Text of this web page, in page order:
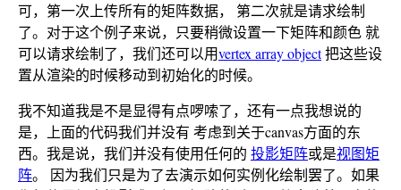
可，第一次上传所有的矩阵数据， 第二次就是请求绘制
了。对于这个例子来说，只要稍微设置一下矩阵和颜色 就
可以请求绘制了，我们还可以用vertex array object把这些设
置从渲染的时候移动到初始化的时候。
我不知道我是不是显得有点啰嗦了，还有一点我想说的
是，上面的代码我们并没有 考虑到关于canvas方面的东
西。我是说，我们并没有使用任何的 投影矩阵或是视图矩
阵。 因为我们只是为了去演示如何实例化绘制罢了。如果